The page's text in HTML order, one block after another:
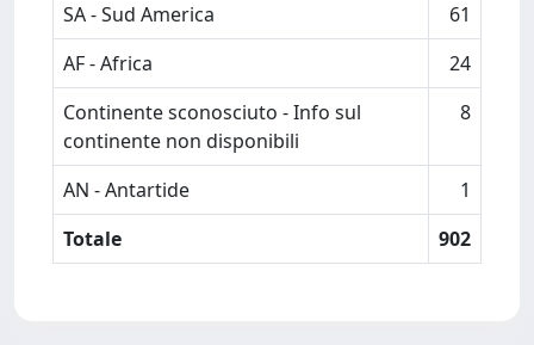
SA - Sud America
61
AF - Africa
24
Continente sconosciuto - Info sul
continente non disponibili
8
AN - Antartide
1
Totale
902